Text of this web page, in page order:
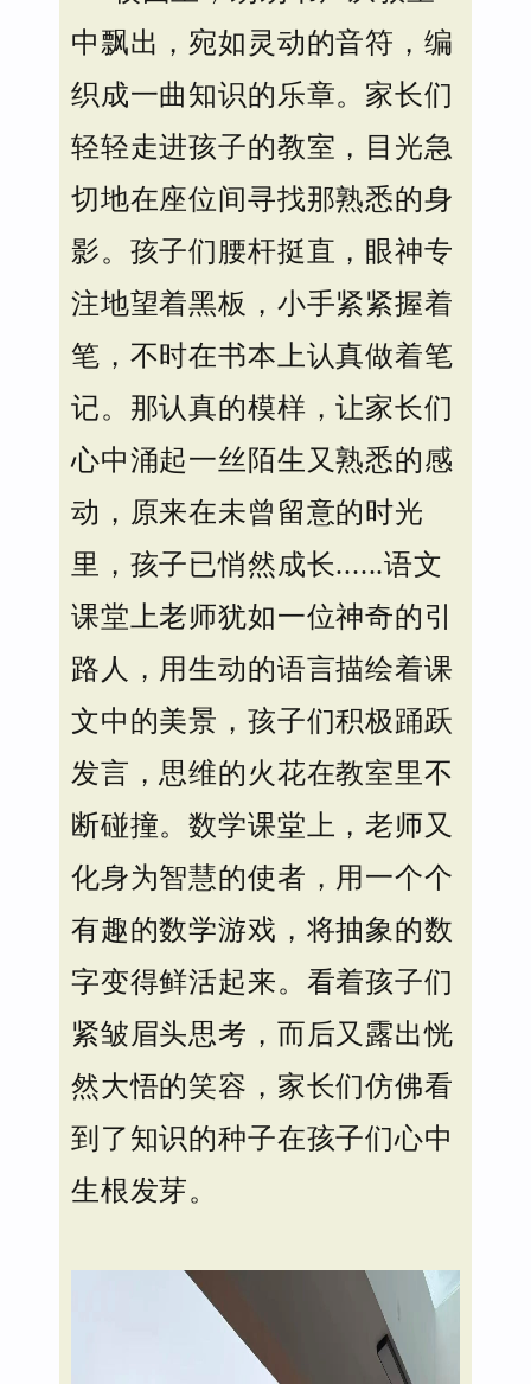
中飘出，宛如灵动的音符，编
织成一曲知识的乐章。家长们
轻轻走进孩子的教室，目光急
切地在座位间寻找那熟悉的身
影。孩子们腰杆挺直，眼神专
注地望着黑板，小手紧紧握着
笔，不时在书本上认真做着笔
记。那认真的模样，让家长们
心中涌起一丝陌生又熟悉的感
动，原来在未曾留意的时光
里，孩子已悄然成长......语文
课堂上老师犹如一位神奇的引
路人，用生动的语言描绘着课
文中的美景，孩子们积极踊跃
发言，思维的火花在教室里不
断碰撞。数学课堂上，老师又
化身为智慧的使者，用一个个
有趣的数学游戏，将抽象的数
字变得鲜活起来。看着孩子们
紧皱眉头思考，而后又露出恍
然大悟的笑容，家长们仿佛看
到了知识的种子在孩子们心中
生根发芽。